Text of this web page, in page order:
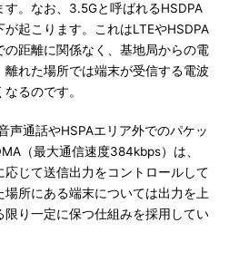
。なお、3.5Gと呼ばれるHSDPA
起こります。これはLTEやHSDPA
距離に関係なく、基地局からの電
れた場所では端末が受信する電波
るのです。
通話やHSPAエリア外でのパケッ
（最大通信速度384kbps）は、
じて送信出力をコントロールして
所にある端末については出力を上
り一定に保つ仕組みを採用してい